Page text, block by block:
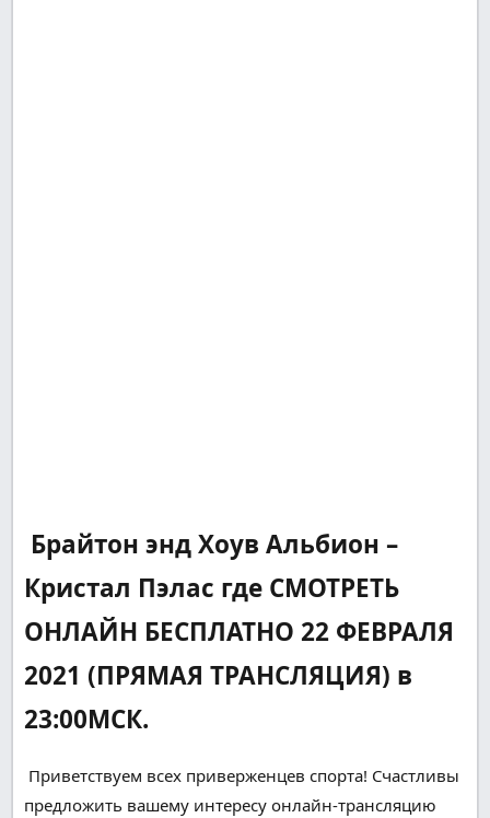
Брайтон энд Хоув Альбион –
Кристал Пэлас где СМОТРЕТЬ
ОНЛАЙН БЕСПЛАТНО 22 ФЕВРАЛЯ
2021 (ПРЯМАЯ ТРАНСЛЯЦИЯ) в
23:00МСК.
Приветствуем всех приверженцев спорта! Счастливы
предложить вашему интересу онлайн-трансляцию